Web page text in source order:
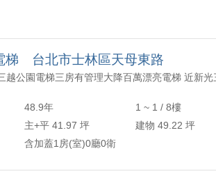
坪
梯 台北市士林區天母東路
48.9年
1 ~ 1 / 8樓
主+平 41.97 坪
建物 49.22 坪
含加蓋1房(室)0廳0衛